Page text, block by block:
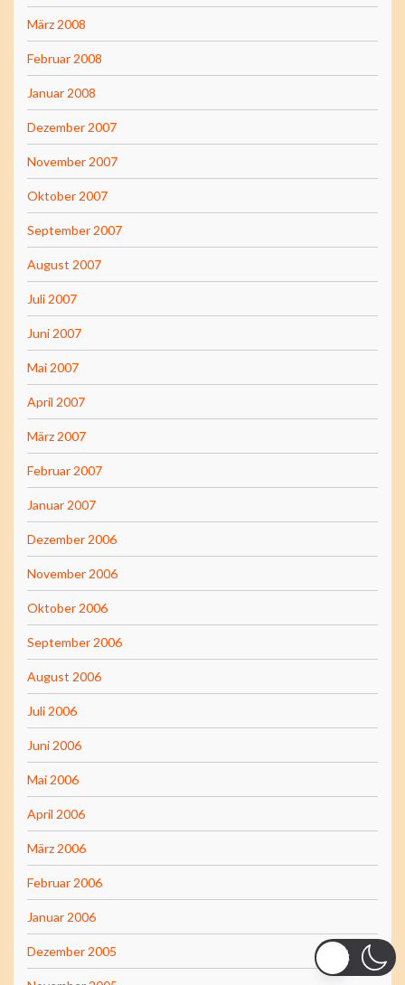
März 2008
Februar 2008
Januar 2008
Dezember 2007
November 2007
Oktober 2007
September 2007
August 2007
Juli 2007
Juni 2007
Mai 2007
April 2007
März 2007
Februar 2007
Januar 2007
Dezember 2006
November 2006
Oktober 2006
September 2006
August 2006
Juli 2006
Juni 2006
Mai 2006
April 2006
März 2006
Februar 2006
Januar 2006
Dezember 2005